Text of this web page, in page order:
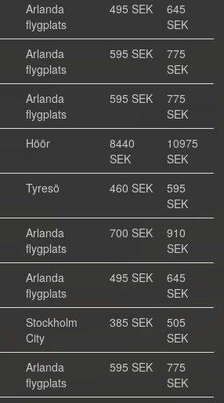
Arlanda
flygplats
495 SEK
645
SEK
Arlanda
flygplats
595 SEK
775
SEK
Arlanda
flygplats
595 SEK
775
SEK
Höör
8440
SEK
10975
SEK
Tyresö 460 SEK
595
SEK
Arlanda
flygplats
700 SEK
910
SEK
Arlanda
flygplats
495 SEK
645
SEK
Stockholm
City
385 SEK
505
SEK
Arlanda
flygplats
595 SEK
775
SEK